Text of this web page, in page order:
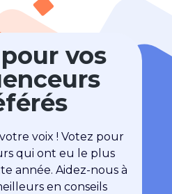
vos
voix ! Votez pour
qui ont eu le plus
année. Aidez-nous à
en conseils